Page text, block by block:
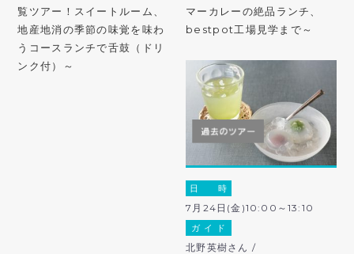
覧ツアー！スイートルーム、
地産地消の季節の味覚を味わ
うコースランチで舌鼓（ドリ
ンク付）～
マーカレーの絶品ランチ、
bestpot工場見学まで～
日 時
7月24日(金)10:00～13:10
ガ イ ド
北野英樹さん /